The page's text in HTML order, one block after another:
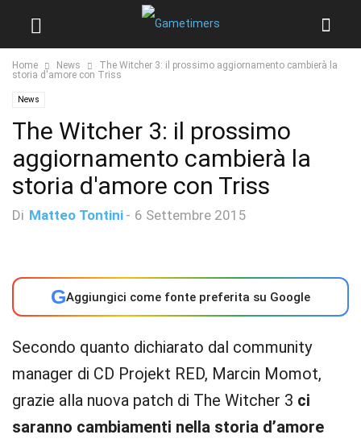
Home News
The Witcher 3: il prossimo aggiornamento cambierà la
storia d'amore con Triss
News
The Witcher 3: il prossimo
aggiornamento cambierà la
storia d'amore con Triss
Di Matteo Tontini - 6 Settembre 2015
GAggiungici come fonte preferita su Google
Secondo quanto dichiarato dal community
manager di CD Projekt RED, Marcin Momot,
grazie alla nuova patch di The Witcher 3 ci
saranno cambiamenti nella storia d’amore